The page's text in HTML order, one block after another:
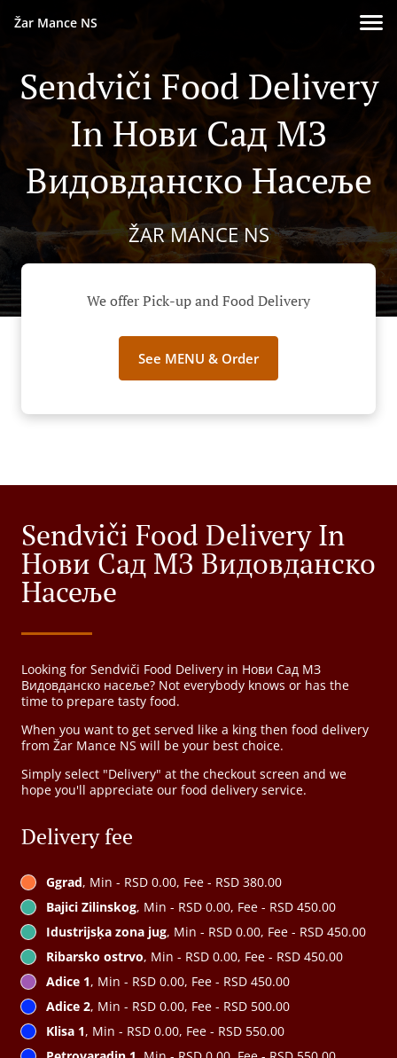
Žar Mance NS
Sendviči Food Delivery
In Нови Сад МЗ
Видовданско Насеље
ŽAR MANCE NS
We offer Pick-up and Food Delivery
See MENU & Order
Sendviči Food Delivery In
Нови Сад МЗ Видовданско
Насеље
Looking for Sendviči Food Delivery in Нови Сад МЗ
Видовданско насеље? Not everybody knows or has the
time to prepare tasty food.
When you want to get served like a king then food delivery
from Žar Mance NS will be your best choice.
Simply select "Delivery" at the checkout screen and we
hope you'll appreciate our food delivery service.
Delivery fee
Ggrad, Min - RSD 0.00, Fee - RSD 380.00
Bajici Zilinskog, Min - RSD 0.00, Fee - RSD 450.00
Idustrijsķa zona jug, Min - RSD 0.00, Fee - RSD 450.00
Ribarsko ostrvo, Min - RSD 0.00, Fee - RSD 450.00
Adice 1, Min - RSD 0.00, Fee - RSD 450.00
Adice 2, Min - RSD 0.00, Fee - RSD 500.00
Klisa 1, Min - RSD 0.00, Fee - RSD 550.00